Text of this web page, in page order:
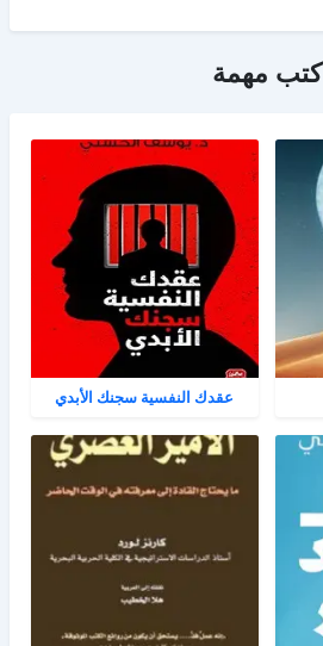
كتب مهمة
عقدك النفسية سجنك الأبدي